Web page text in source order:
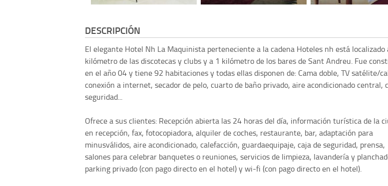
DESCRIPCIÓN
El elegante Hotel Nh La Maquinista perteneciente a la cadena Hoteles nh está localizado
kilómetro de las discotecas y clubs y a 1 kilómetro de los bares de Sant Andreu. Fue
en el año 04 y tiene 92 habitaciones y todas ellas disponen de: Cama doble, TV satélite/
conexión a internet, secador de pelo, cuarto de baño privado, aire acondicionado central,
seguridad...
Ofrece a sus clientes: Recepción abierta las 24 horas del día, información turística de la
en recepción, fax, fotocopiadora, alquiler de coches, restaurante, bar, adaptación para
minusválidos, aire acondicionado, calefacción, guardaequipaje, caja de seguridad, prensa,
salones para celebrar banquetes o reuniones, servicios de limpieza, lavandería y
parking privado (con pago directo en el hotel) y wi-fi (con pago directo en el hotel).